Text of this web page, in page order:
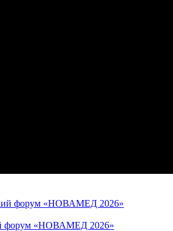
форум «НОВАМЕД 2026»